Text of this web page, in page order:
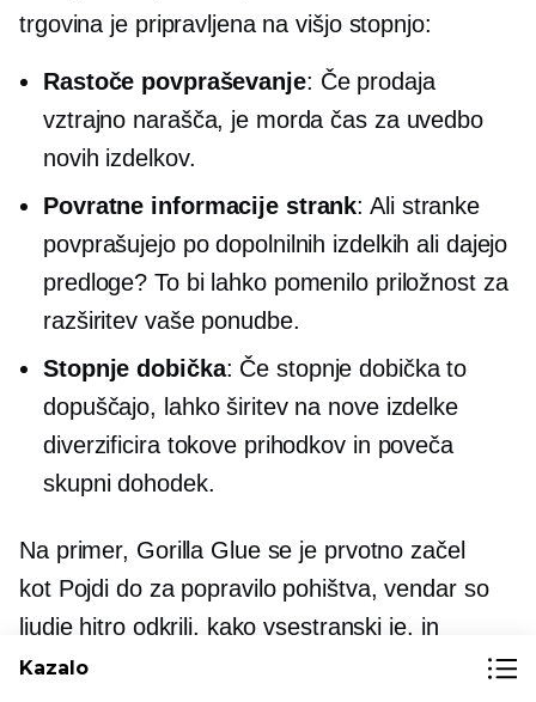
trgovina je pripravljena na višjo stopnjo:
Rastoče povpraševanje: Če prodaja
vztrajno narašča, je morda čas za uvedbo
novih izdelkov.
Povratne informacije strank: Ali stranke
povprašujejo po dopolnilnih izdelkih ali dajejo
predloge? To bi lahko pomenilo priložnost za
razširitev vaše ponudbe.
Stopnje dobička: Če stopnje dobička to
dopuščajo, lahko širitev na nove izdelke
diverzificira tokove prihodkov in poveča
skupni dohodek.
Na primer, Gorilla Glue se je prvotno začel
kot Pojdi doza popravilo pohištva, vendar so
ljudje hitro odkrili, kako vsestranski je, in
povpraševanje se je povečalo. Od takrat je
Kazalo